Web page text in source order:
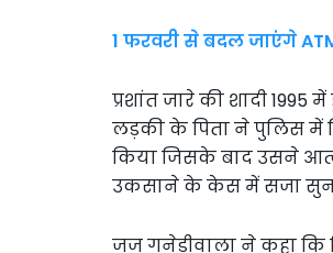
1 फरवरी से बदल जाएंगे
प्रशांत जारे की शादी
लड़की के पिता ने पुलिस में
किया जिसके बाद उसने
उकसाने के केस में सजा सुना
जज गनेडीवाला ने कहा कि